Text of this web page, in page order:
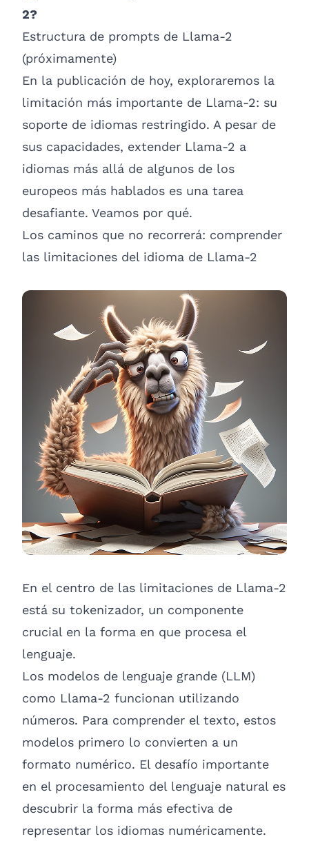
2?
Estructura de prompts de Llama-2
(próximamente)
En la publicación de hoy, exploraremos la
limitación más importante de Llama-2: su
soporte de idiomas restringido. A pesar de
sus capacidades, extender Llama-2 a
idiomas más allá de algunos de los
europeos más hablados es una tarea
desafiante. Veamos por qué.
Los caminos que no recorrerá: comprender
las limitaciones del idioma de Llama-2
En el centro de las limitaciones de Llama-2
está su tokenizador, un componente
crucial en la forma en que procesa el
lenguaje.
Los modelos de lenguaje grande (LLM)
como Llama-2 funcionan utilizando
números. Para comprender el texto, estos
modelos primero lo convierten a un
formato numérico. El desafío importante
en el procesamiento del lenguaje natural es
descubrir la forma más efectiva de
representar los idiomas numéricamente.